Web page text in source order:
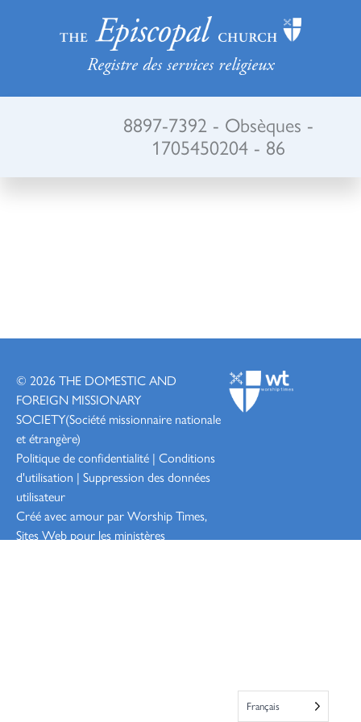
Registre des services religieux
8897-7392 - Obsèques -
1705450204 - 86
© 2026THE DOMESTIC AND
FOREIGN MISSIONARY
SOCIETY(Société missionnaire nationale
et étrangère)
Politique de confidentialité | Conditions
d'utilisation | Suppression des données
utilisateur
Créé avec amour par WorshipTimes,
Sites Web pour les ministères
Français